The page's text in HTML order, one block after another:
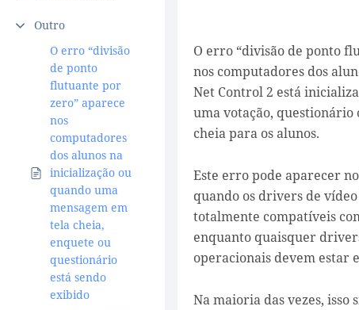
Outro
O erro “divisão
de ponto
flutuante por
zero” aparece
nos
computadores
dos alunos na
inicialização ou
quando uma
mensagem em
tela cheia,
enquete ou
questionário
está sendo
exibido
O erro “divisão de ponto
nos computadores dos
Net Control 2 está
uma votação, questionário
cheia para os alunos.
Este erro pode aparecer
quando os drivers de
totalmente compatíveis
enquanto quaisquer
operacionais devem estar
Na maioria das vezes,